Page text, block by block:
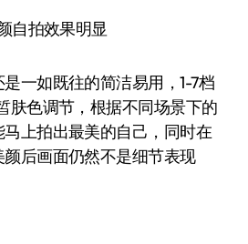
自拍效果明显
如既往的简洁易用，1-7档
肤色调节，根据不同场景下的
上拍出最美的自己，同时在
后画面仍然不是细节表现